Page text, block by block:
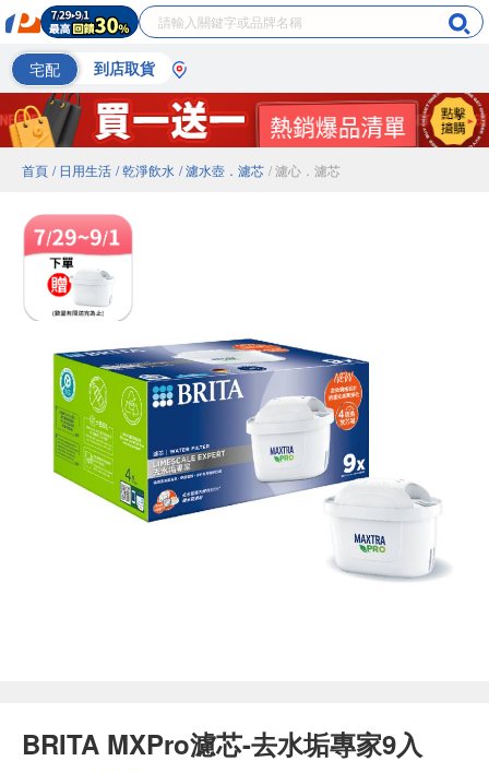
宅配 到店取貨
首頁 / 日用生活 / 乾淨飲水 / 濾水壺．濾芯 / 濾心．濾芯
BRITA MXPro濾芯-去水垢專家9入